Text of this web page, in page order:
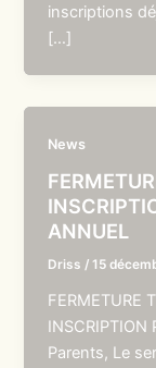
inscriptions
[…]
News
ANNUEL
Driss /15
FERMETURE
INSCRIPTION
Parents, Le